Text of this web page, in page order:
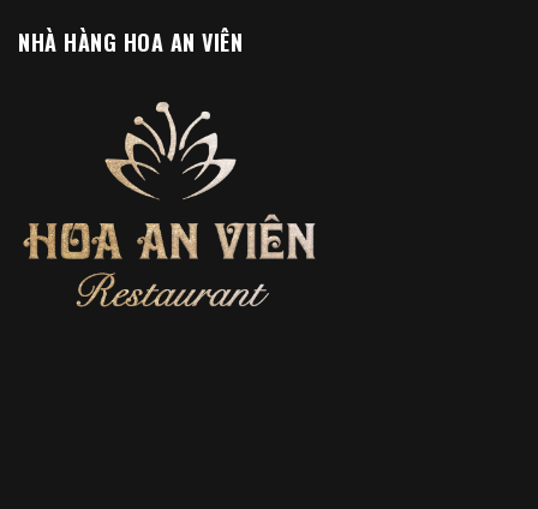
NHÀ HÀNG HOA AN VIÊN